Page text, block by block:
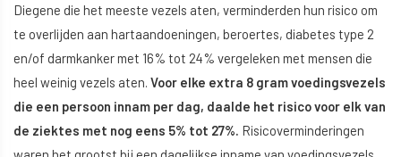
Diegene die het meeste vezels aten, verminderden hun risico om
te overlijden aan hartaandoeningen, beroertes, diabetes type 2
en/of darmkanker met 16% tot 24% vergeleken met mensen die
heel weinig vezels aten. Voor elke extra 8 gram voedingsvezels
die een persoon innam per dag, daalde het risico voor elk van
de ziektes met nog eens 5% tot 27%. Risicoverminderingen